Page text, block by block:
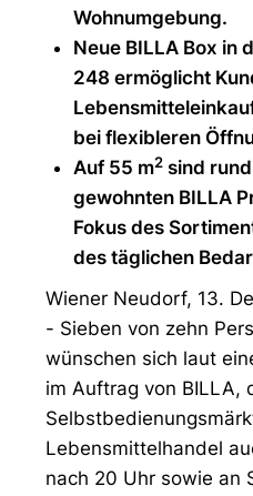
Wohnumgebung.
Neue BILLA Box in
248 ermöglicht
bei flexibleren
Auf 55 m2 sind
gewohnten BILLA
Fokus des
des täglichen
Wiener Neudorf, 13.
- Sieben von zehn
wünschen sich laut
im Auftrag von BILLA,
Lebensmittelhandel
nach 20 Uhr sowie an